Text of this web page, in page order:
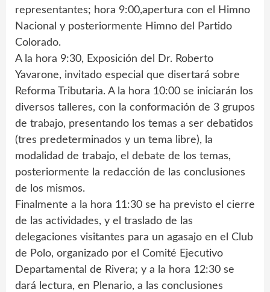
representantes; hora 9:00,apertura con el Himno
Nacional y posteriormente Himno del Partido
Colorado.
A la hora 9:30, Exposición del Dr. Roberto
Yavarone, invitado especial que disertará sobre
Reforma Tributaria. A la hora 10:00 se iniciarán los
diversos talleres, con la conformación de 3 grupos
de trabajo, presentando los temas a ser debatidos
(tres predeterminados y un tema libre), la
modalidad de trabajo, el debate de los temas,
posteriormente la redacción de las conclusiones
de los mismos.
Finalmente a la hora 11:30 se ha previsto el cierre
de las actividades, y el traslado de las
delegaciones visitantes para un agasajo en el Club
de Polo, organizado por el Comité Ejecutivo
Departamental de Rivera; y a la hora 12:30 se
dará lectura, en Plenario, a las conclusiones